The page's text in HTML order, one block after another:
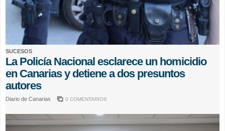
SUCESOS
La Policía Nacional esclarece un homicidio
en Canarias y detiene a dos presuntos
autores
Diario de Canarias 0 COMENTARIOS